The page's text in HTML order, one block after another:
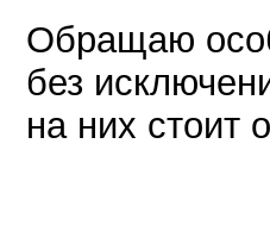
Обращаю
без
на них стоит